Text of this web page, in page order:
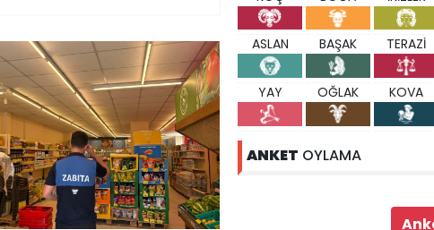
ASLAN BAŞAK TERAZİ
YAY OĞLAK KOVA
ANKET OYLAMA